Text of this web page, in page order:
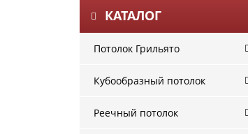
КАТАЛОГ
Потолок Грильято
Кубообразный потолок
Реечный потолок